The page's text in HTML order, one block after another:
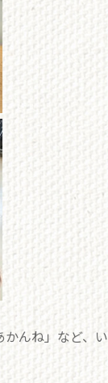
かんね」など、い